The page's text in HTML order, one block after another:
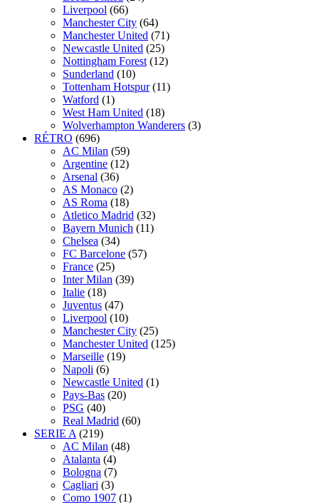
Liverpool (66)
Manchester City (64)
Manchester United (71)
Newcastle United (25)
Nottingham Forest (12)
Sunderland (10)
Tottenham Hotspur (11)
Watford (1)
West Ham United (18)
Wolverhampton Wanderers (3)
RÉTRO (696)
AC Milan (59)
Argentine (12)
Arsenal (36)
AS Monaco (2)
AS Roma (18)
Atletico Madrid (32)
Bayern Munich (11)
Chelsea (34)
FC Barcelone (57)
France (25)
Inter Milan (39)
Italie (18)
Juventus (47)
Liverpool (10)
Manchester City (25)
Manchester United (125)
Marseille (19)
Napoli (6)
Newcastle United (1)
Pays-Bas (20)
PSG (40)
Real Madrid (60)
SERIE A (219)
AC Milan (48)
Atalanta (4)
Bologna (7)
Cagliari (3)
Como 1907 (1)